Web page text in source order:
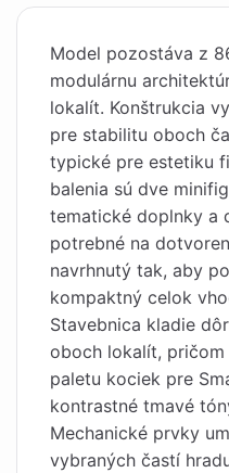
Model pozostáva z
modulárnu
lokalít. Konštrukcia
pre stabilitu oboch
typické pre estetiku
balenia sú dve
tematické doplnky a
potrebné na
navrhnutý tak, aby
kompaktný celok
Stavebnica kladie
oboch lokalít,
paletu kociek pre
kontrastné tmavé
Mechanické prvky
vybraných častí